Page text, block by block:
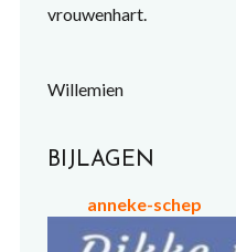
vrouwenhart.
Willemien
BIJLAGEN
anneke-schep